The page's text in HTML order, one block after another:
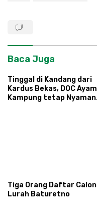
Baca Juga
Tinggal di Kandang dari
Kardus Bekas, DOC Ayam
Kampung tetap Nyaman
Tiga Orang Daftar Calon
Lurah Baturetno